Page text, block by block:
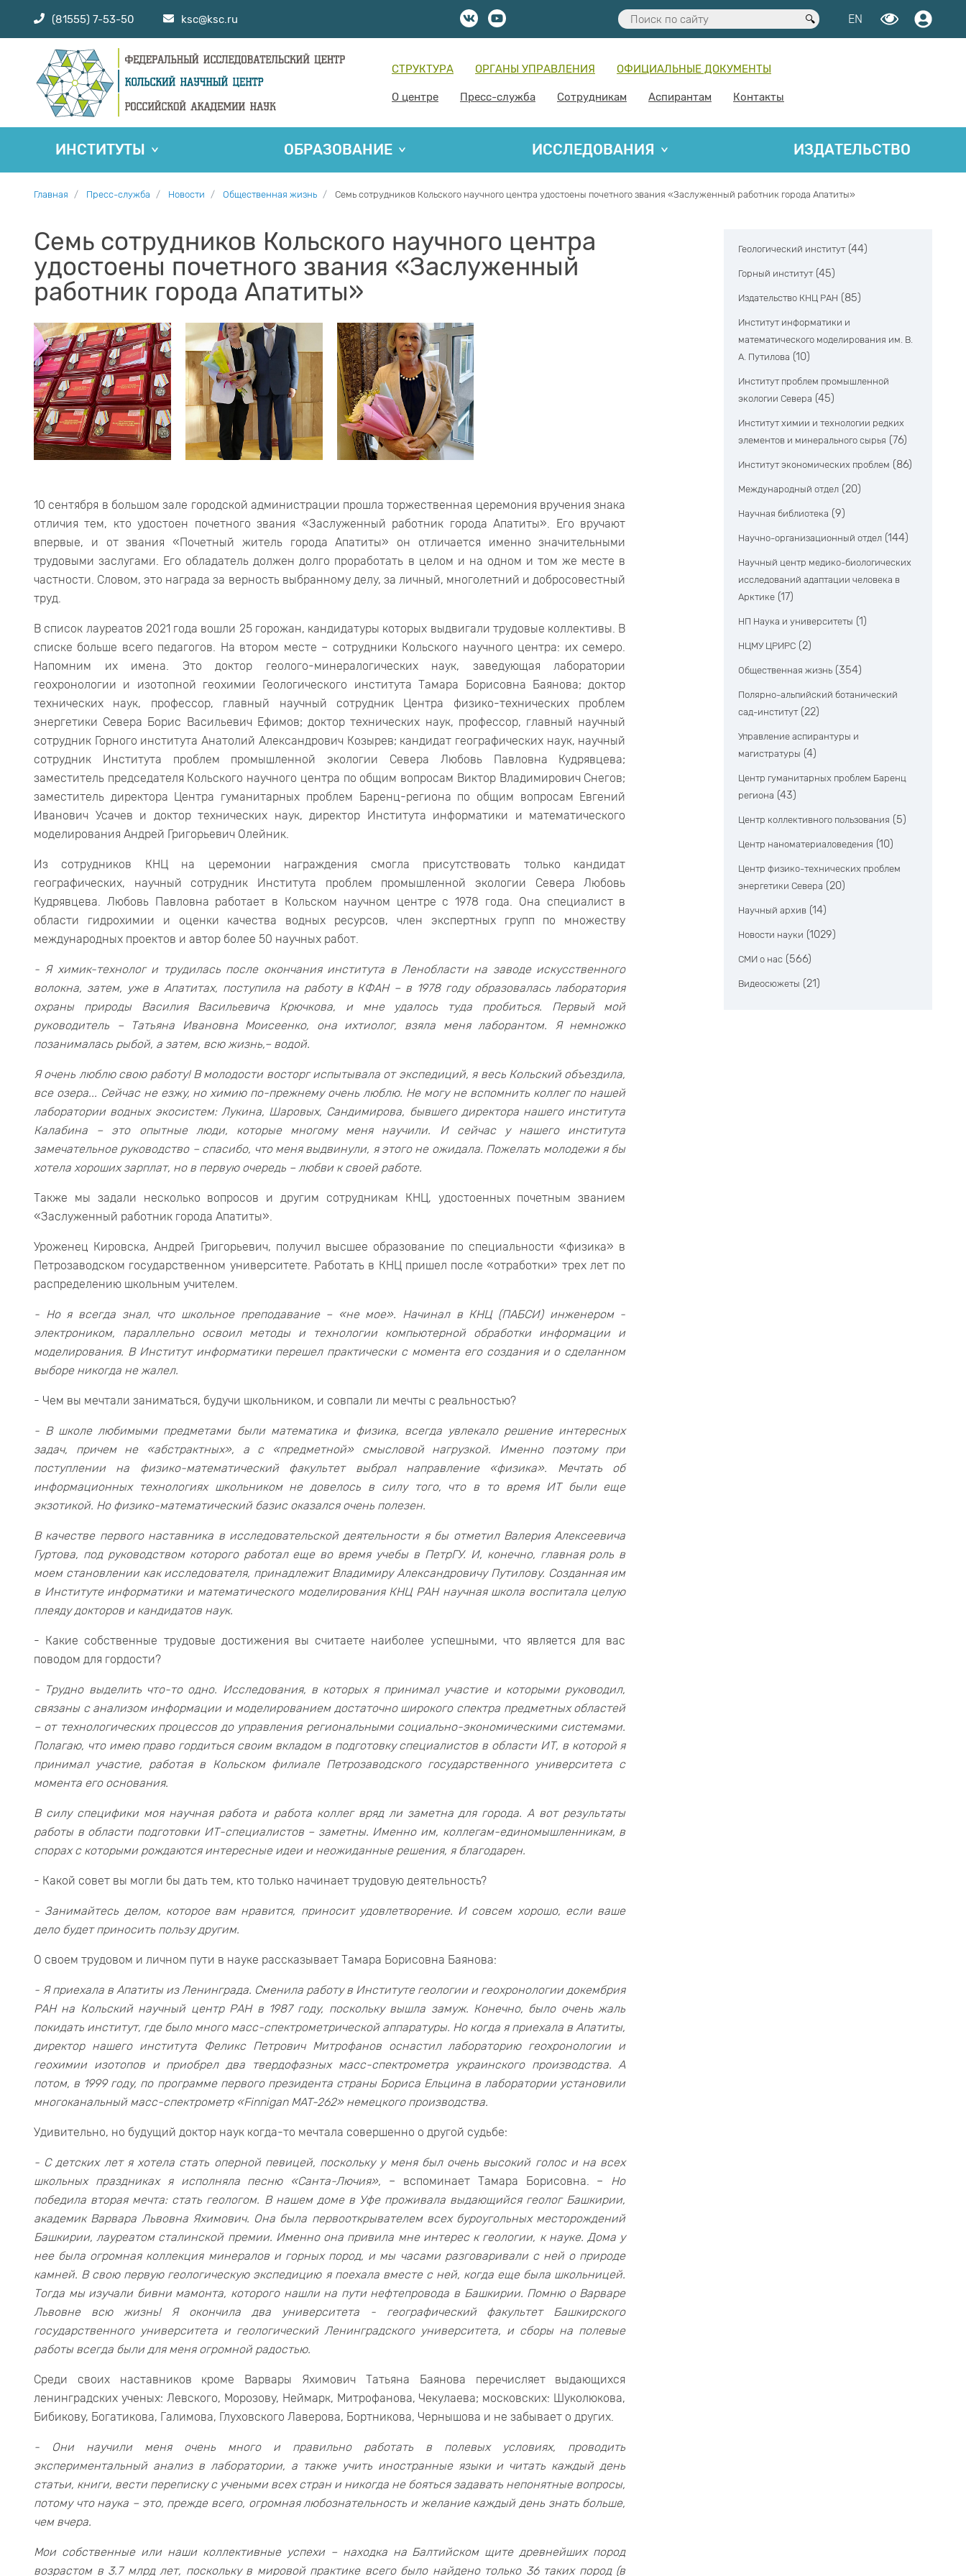
(81555) 7-53-50 ksc@ksc.ru EN
СТРУКТУРА ОРГАНЫ УПРАВЛЕНИЯ ОФИЦИАЛЬНЫЕ ДОКУМЕНТЫ
О центре Пресс-служба Сотрудникам Аспирантам Контакты
ИНСТИТУТЫ ОБРАЗОВАНИЕ ИССЛЕДОВАНИЯ ИЗДАТЕЛЬСТВО
Главная Пресс-служба Новости Общественная жизнь Семь сотрудников Кольского научного центра удостоены почетного звания «Заслуженный работник города Апатиты»
Семь сотрудников Кольского научного центра
удостоены почетного звания «Заслуженный
работник города Апатиты»
10 сентября в большом зале городской администрации прошла торжественная церемония вручения знака
отличия тем, кто удостоен почетного звания «Заслуженный работник города Апатиты». Его вручают
впервые, и от звания «Почетный житель города Апатиты» он отличается именно значительными
трудовыми заслугами. Его обладатель должен долго проработать в целом и на одном и том же месте в
частности. Словом, это награда за верность выбранному делу, за личный, многолетний и добросовестный
труд.
В список лауреатов 2021 года вошли 25 горожан, кандидатуры которых выдвигали трудовые коллективы. В
списке больше всего педагогов. На втором месте – сотрудники Кольского научного центра: их семеро.
Напомним их имена. Это доктор геолого-минералогических наук, заведующая лаборатории
геохронологии и изотопной геохимии Геологического института Тамара Борисовна Баянова; доктор
технических наук, профессор, главный научный сотрудник Центра физико-технических проблем
энергетики Севера Борис Васильевич Ефимов; доктор технических наук, профессор, главный научный
сотрудник Горного института Анатолий Александрович Козырев; кандидат географических наук, научный
сотрудник Института проблем промышленной экологии Севера Любовь Павловна Кудрявцева;
заместитель председателя Кольского научного центра по общим вопросам Виктор Владимирович Снегов;
заместитель директора Центра гуманитарных проблем Баренц-региона по общим вопросам Евгений
Иванович Усачев и доктор технических наук, директор Института информатики и математического
моделирования Андрей Григорьевич Олейник.
Из сотрудников КНЦ на церемонии награждения смогла присутствовать только кандидат
географических, научный сотрудник Института проблем промышленной экологии Севера Любовь
Кудрявцева. Любовь Павловна работает в Кольском научном центре с 1978 года. Она специалист в
области гидрохимии и оценки качества водных ресурсов, член экспертных групп по множеству
международных проектов и автор более 50 научных работ.
- Я химик-технолог и трудилась после окончания института в Ленобласти на заводе искусственного
волокна, затем, уже в Апатитах, поступила на работу в КФАН – в 1978 году образовалась лаборатория
охраны природы Василия Васильевича Крючкова, и мне удалось туда пробиться. Первый мой
руководитель – Татьяна Ивановна Моисеенко, она ихтиолог, взяла меня лаборантом. Я немножко
позанималась рыбой, а затем, всю жизнь,– водой.
Я очень люблю свою работу! В молодости восторг испытывала от экспедиций, я весь Кольский объездила,
все озера... Сейчас не езжу, но химию по-прежнему очень люблю. Не могу не вспомнить коллег по нашей
лаборатории водных экосистем: Лукина, Шаровых, Сандимирова, бывшего директора нашего института
Калабина – это опытные люди, которые многому меня научили. И сейчас у нашего института
замечательное руководство – спасибо, что меня выдвинули, я этого не ожидала. Пожелать молодежи я бы
хотела хороших зарплат, но в первую очередь – любви к своей работе.
Также мы задали несколько вопросов и другим сотрудникам КНЦ, удостоенных почетным званием
«Заслуженный работник города Апатиты».
Уроженец Кировска, Андрей Григорьевич, получил высшее образование по специальности «физика» в
Петрозаводском государственном университете. Работать в КНЦ пришел после «отработки» трех лет по
распределению школьным учителем.
- Но я всегда знал, что школьное преподавание – «не мое». Начинал в КНЦ (ПАБСИ) инженером -
электроником, параллельно освоил методы и технологии компьютерной обработки информации и
моделирования. В Институт информатики перешел практически с момента его создания и о сделанном
выборе никогда не жалел.
- Чем вы мечтали заниматься, будучи школьником, и совпали ли мечты с реальностью?
- В школе любимыми предметами были математика и физика, всегда увлекало решение интересных
задач, причем не «абстрактных», а с «предметной» смысловой нагрузкой. Именно поэтому при
поступлении на физико-математический факультет выбрал направление «физика». Мечтать об
информационных технологиях школьником не довелось в силу того, что в то время ИТ были еще
экзотикой. Но физико-математический базис оказался очень полезен.
В качестве первого наставника в исследовательской деятельности я бы отметил Валерия Алексеевича
Гуртова, под руководством которого работал еще во время учебы в ПетрГУ. И, конечно, главная роль в
моем становлении как исследователя, принадлежит Владимиру Александровичу Путилову. Созданная им
в Институте информатики и математического моделирования КНЦ РАН научная школа воспитала целую
плеяду докторов и кандидатов наук.
- Какие собственные трудовые достижения вы считаете наиболее успешными, что является для вас
поводом для гордости?
- Трудно выделить что-то одно. Исследования, в которых я принимал участие и которыми руководил,
связаны с анализом информации и моделированием достаточно широкого спектра предметных областей
– от технологических процессов до управления региональными социально-экономическими системами.
Полагаю, что имею право гордиться своим вкладом в подготовку специалистов в области ИТ, в которой я
принимал участие, работая в Кольском филиале Петрозаводского государственного университета с
момента его основания.
В силу специфики моя научная работа и работа коллег вряд ли заметна для города. А вот результаты
работы в области подготовки ИТ-специалистов – заметны. Именно им, коллегам-единомышленникам, в
спорах с которыми рождаются интересные идеи и неожиданные решения, я благодарен.
- Какой совет вы могли бы дать тем, кто только начинает трудовую деятельность?
- Занимайтесь делом, которое вам нравится, приносит удовлетворение. И совсем хорошо, если ваше
дело будет приносить пользу другим.
О своем трудовом и личном пути в науке рассказывает Тамара Борисовна Баянова:
- Я приехала в Апатиты из Ленинграда. Сменила работу в Институте геологии и геохронологии докембрия
РАН на Кольский научный центр РАН в 1987 году, поскольку вышла замуж. Конечно, было очень жаль
покидать институт, где было много масс-спектрометрической аппаратуры. Но когда я приехала в Апатиты,
директор нашего института Феликс Петрович Митрофанов оснастил лабораторию геохронологии и
геохимии изотопов и приобрел два твердофазных масс-спектрометра украинского производства. А
потом, в 1999 году, по программе первого президента страны Бориса Ельцина в лаборатории установили
многоканальный масс-спектрометр «Finnigan MAT-262» немецкого производства.
Удивительно, но будущий доктор наук когда-то мечтала совершенно о другой судьбе:
- С детских лет я хотела стать оперной певицей, поскольку у меня был очень высокий голос и на всех
школьных праздниках я исполняла песню «Санта-Лючия», – вспоминает Тамара Борисовна. – Но
победила вторая мечта: стать геологом. В нашем доме в Уфе проживала выдающийся геолог Башкирии,
академик Варвара Львовна Яхимович. Она была первооткрывателем всех буроугольных месторождений
Башкирии, лауреатом сталинской премии. Именно она привила мне интерес к геологии, к науке. Дома у
нее была огромная коллекция минералов и горных пород, и мы часами разговаривали с ней о природе
камней. В свою первую геологическую экспедицию я поехала вместе с ней, когда еще была школьницей.
Тогда мы изучали бивни мамонта, которого нашли на пути нефтепровода в Башкирии. Помню о Варваре
Львовне всю жизнь! Я окончила два университета - географический факультет Башкирского
государственного университета и геологический Ленинградского университета, и сборы на полевые
работы всегда были для меня огромной радостью.
Среди своих наставников кроме Варвары Яхимович Татьяна Баянова перечисляет выдающихся
ленинградских ученых: Левского, Морозову, Неймарк, Митрофанова, Чекулаева; московских: Шуколюкова,
Бибикову, Богатикова, Галимова, Глуховского Лаверова, Бортникова, Чернышова и не забывает о других.
- Они научили меня очень много и правильно работать в полевых условиях, проводить
экспериментальный анализ в лаборатории, а также учить иностранные языки и читать каждый день
статьи, книги, вести переписку с учеными всех стран и никогда не бояться задавать непонятные вопросы,
потому что наука – это, прежде всего, огромная любознательность и желание каждый день знать больше,
чем вчера.
Мои собственные или наши коллективные успехи – находка на Балтийском щите древнейших пород
возрастом в 3.7 млрд лет, поскольку в мировой практике всего было найдено только 36 таких пород (в
Геологический институт (44)
Горный институт (45)
Издательство КНЦ РАН (85)
Институт информатики и
математического моделирования им. В.
А. Путилова (10)
Институт проблем промышленной
экологии Севера (45)
Институт химии и технологии редких
элементов и минерального сырья (76)
Институт экономических проблем (86)
Международный отдел (20)
Научная библиотека (9)
Научно-организационный отдел (144)
Научный центр медико-биологических
исследований адаптации человека в
Арктике (17)
НП Наука и университеты (1)
НЦМУ ЦРИРС (2)
Общественная жизнь (354)
Полярно-альпийский ботанический
сад-институт (22)
Управление аспирантуры и
магистратуры (4)
Центр гуманитарных проблем Баренц
региона (43)
Центр коллективного пользования (5)
Центр наноматериаловедения (10)
Центр физико-технических проблем
энергетики Севера (20)
Научный архив (14)
Новости науки (1029)
СМИ о нас (566)
Видеосюжеты (21)